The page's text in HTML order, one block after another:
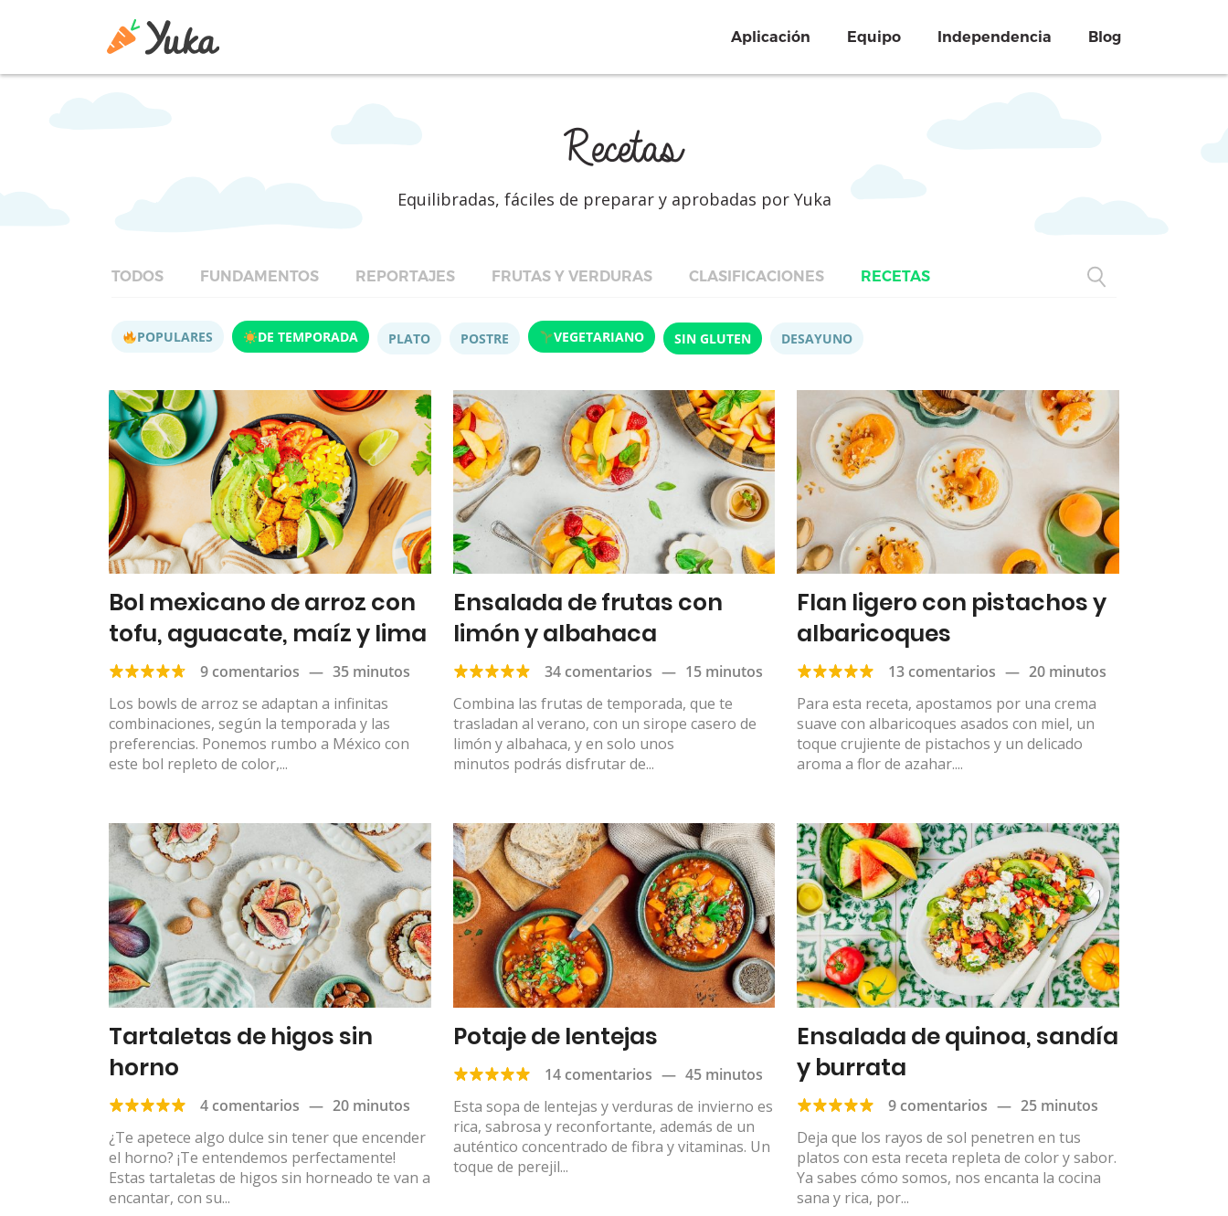
Aplicación Equipo Independencia Blog
Recetas
Equilibradas, fáciles de preparar y aprobadas por Yuka
TODOS FUNDAMENTOS REPORTAJES FRUTAS Y VERDURAS CLASIFICACIONES RECETAS
POPULARES DE TEMPORADA PLATO POSTRE VEGETARIANO SIN GLUTEN DESAYUNO
Bol mexicano de arroz con
tofu, aguacate, maíz y lima
9 comentarios — 35 minutos
Los bowls de arroz se adaptan a infinitas
combinaciones, según la temporada y las
preferencias. Ponemos rumbo a México con
este bol repleto de color,...
Ensalada de frutas con
limón y albahaca
34 comentarios — 15 minutos
Combina las frutas de temporada, que te
trasladan al verano, con un sirope casero de
limón y albahaca, y en solo unos
minutos podrás disfrutar de...
Flan ligero con pistachos y
albaricoques
13 comentarios — 20 minutos
Para esta receta, apostamos por una crema
suave con albaricoques asados con miel, un
toque crujiente de pistachos y un delicado
aroma a flor de azahar....
Tartaletas de higos sin
horno
4 comentarios — 20 minutos
¿Te apetece algo dulce sin tener que encender
el horno? ¡Te entendemos perfectamente!
Estas tartaletas de higos sin horneado te van a
encantar, con su...
Potaje de lentejas
14 comentarios — 45 minutos
Esta sopa de lentejas y verduras de invierno es
rica, sabrosa y reconfortante, además de un
auténtico concentrado de fibra y vitaminas. Un
toque de perejil...
Ensalada de quinoa, sandía
y burrata
9 comentarios — 25 minutos
Deja que los rayos de sol penetren en tus
platos con esta receta repleta de color y sabor.
Ya sabes cómo somos, nos encanta la cocina
sana y rica, por...